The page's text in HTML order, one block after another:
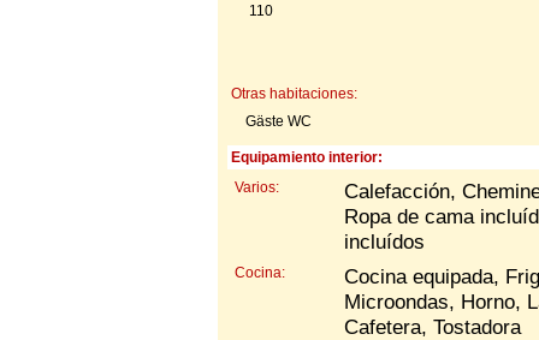
110
Otras habitaciones:
Gäste WC
Equipamiento interior:
Varios:
Calefacción,
Ropa de cama
incluídos
Cocina:
Cocina equipada,
Microondas, Horno,
Cafetera, Tostadora